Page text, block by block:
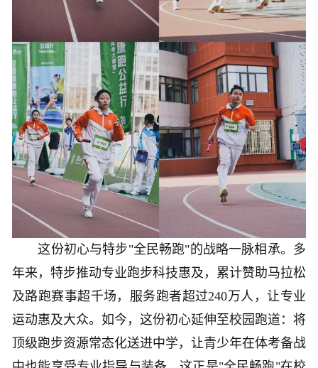
这份初心与特步"全民畅跑"的战略一脉相承。多
年来，特步推动专业跑步科技惠及，累计赞助马拉松
及路跑赛事超千场，服务跑者超过240万人，让专业
运动惠及大众。如今，这份初心延伸至校园跑道：将
顶级跑步资源常态化送进中学，让青少年在体考备战